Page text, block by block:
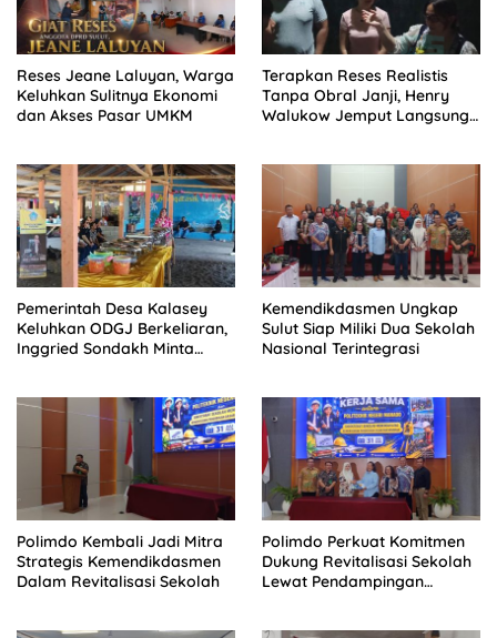
Reses Jeane Laluyan, Warga
Keluhkan Sulitnya Ekonomi
dan Akses Pasar UMKM
Terapkan Reses Realistis
Tanpa Obral Janji, Henry
Walukow Jemput Langsung
Pemerintah Desa Kalasey
Keluhkan ODGJ Berkeliaran,
Inggried Sondakh Minta
Kemendikdasmen Ungkap
Sulut Siap Miliki Dua Sekolah
Nasional Terintegrasi
Polimdo Kembali Jadi Mitra
Strategis Kemendikdasmen
Dalam Revitalisasi Sekolah
Polimdo Perkuat Komitmen
Dukung Revitalisasi Sekolah
Lewat Pendampingan